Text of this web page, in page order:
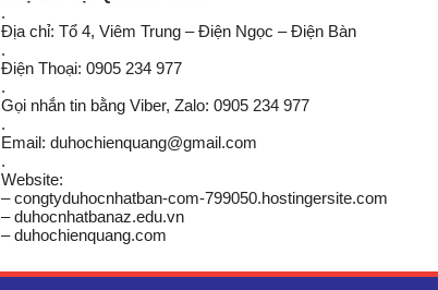
.
Địa chỉ: Tổ 4, Viêm Trung – Điện Ngọc – Điện Bàn
.
Điện Thoại: 0905 234 977
.
Gọi nhắn tin bằng Viber, Zalo: 0905 234 977
.
Email: duhochienquang@gmail.com
.
Website:
– congtyduhocnhatban-com-799050.hostingersite.com
– duhocnhatbanaz.edu.vn
– duhochienquang.com